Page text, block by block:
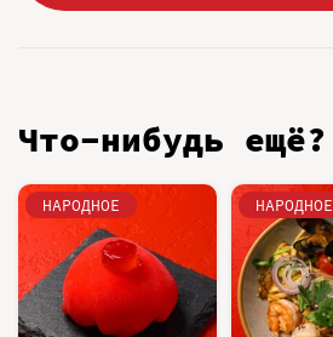
Что-нибудь ещё?
НАРОДНОЕ НАРОДНОЕ